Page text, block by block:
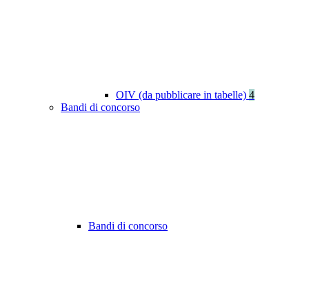
OIV (da pubblicare in tabelle) 4
Bandi di concorso
Bandi di concorso